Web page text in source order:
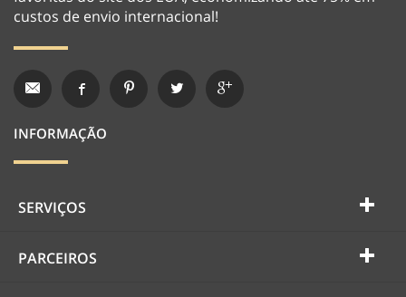
custos de envio internacional!
INFORMAÇÃO
SERVIÇOS
PARCEIROS